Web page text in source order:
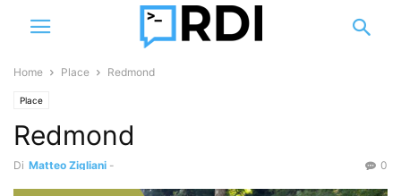
Home Place Redmond
Place
Redmond
Di Matteo Zigliani - 0